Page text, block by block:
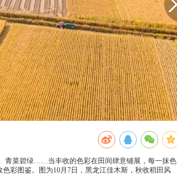
青菜碧绿……当丰收的色彩在田间肆意铺展，每一抹色
彩图鉴。图为10月7日，黑龙江佳木斯，秋收稻田风